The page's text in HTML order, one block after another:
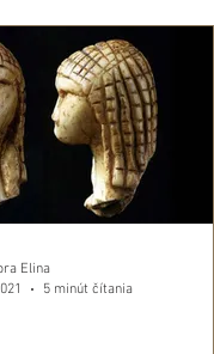
Elina
5 minút čítania